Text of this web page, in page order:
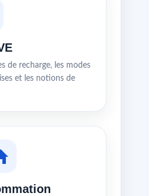
de recharge, les modes
et les notions de